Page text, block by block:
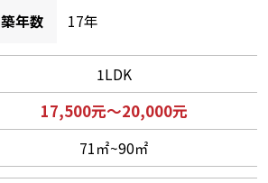
築年数 17年
1LDK
17,500元～20,000元
71㎡~90㎡